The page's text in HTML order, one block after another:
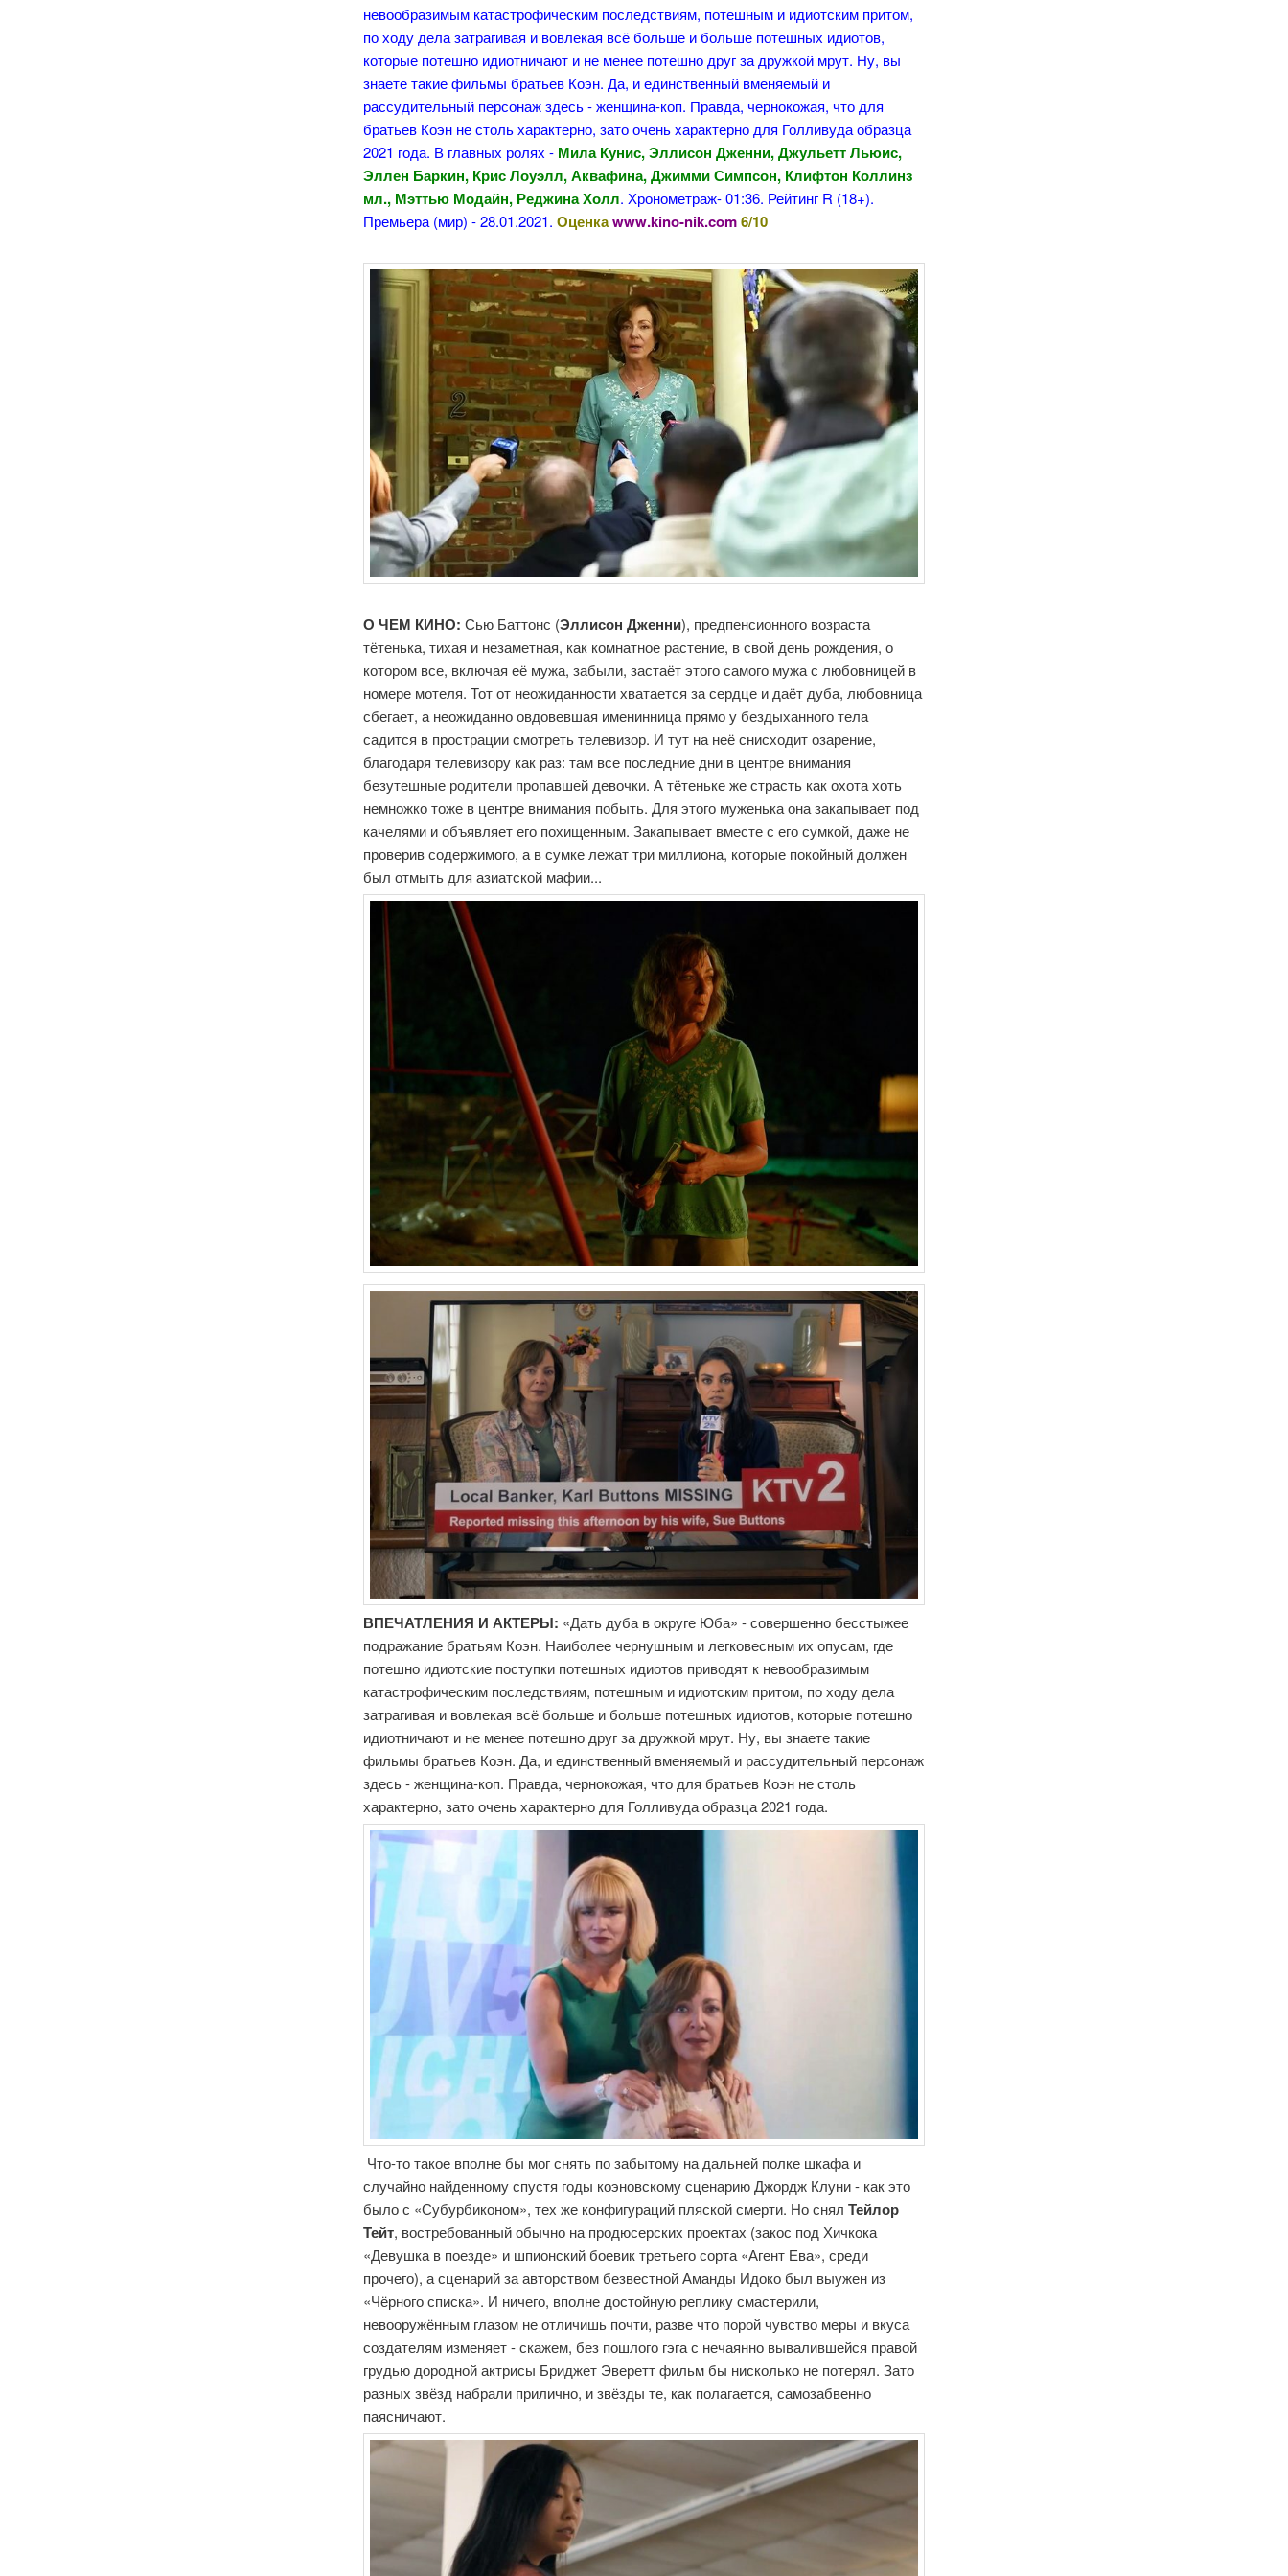
невообразимым катастрофическим последствиям, потешным и идиотским притом,
по ходу дела затрагивая и вовлекая всё больше и больше потешных идиотов,
которые потешно идиотничают и не менее потешно друг за дружкой мрут. Ну, вы
знаете такие фильмы братьев Коэн. Да, и единственный вменяемый и
рассудительный персонаж здесь - женщина-коп. Правда, чернокожая, что для
братьев Коэн не столь характерно, зато очень характерно для Голливуда образца
2021 года. В главных ролях - Мила Кунис, Эллисон Дженни, Джульетт Льюис,
Эллен Баркин, Крис Лоуэлл, Аквафина, Джимми Симпсон, Клифтон Коллинз
мл., Мэттью Модайн, Реджина Холл. Хронометраж- 01:36. Рейтинг R (18+).
Премьера (мир) - 28.01.2021.Оценкаwww.kino-nik.com6/10
О ЧЕМ КИНО:Сью Баттонс (Эллисон Дженни), предпенсионного возраста
тётенька, тихая и незаметная, как комнатное растение, в свой день рождения, о
котором все, включая её мужа, забыли, застаёт этого самого мужа с любовницей в
номере мотеля. Тот от неожиданности хватается за сердце и даёт дуба, любовница
сбегает, а неожиданно овдовевшая именинница прямо у бездыханного тела
садится в прострации смотреть телевизор. И тут на неё снисходит озарение,
благодаря телевизору как раз: там все последние дни в центре внимания
безутешные родители пропавшей девочки. А тётеньке же страсть как охота хоть
немножко тоже в центре внимания побыть. Для этого муженька она закапывает под
качелями и объявляет его похищенным. Закапывает вместе с его сумкой, даже не
проверив содержимого, а в сумке лежат три миллиона, которые покойный должен
был отмыть для азиатской мафии...
ВПЕЧАТЛЕНИЯ И АКТЕРЫ: «Дать дуба в округе Юба» - совершенно бесстыжее
подражание братьям Коэн. Наиболее чернушным и легковесным их опусам, где
потешно идиотские поступки потешных идиотов приводят к невообразимым
катастрофическим последствиям, потешным и идиотским притом, по ходу дела
затрагивая и вовлекая всё больше и больше потешных идиотов, которые потешно
идиотничают и не менее потешно друг за дружкой мрут. Ну, вы знаете такие
фильмы братьев Коэн. Да, и единственный вменяемый и рассудительный персонаж
здесь - женщина-коп. Правда, чернокожая, что для братьев Коэн не столь
характерно, зато очень характерно для Голливуда образца 2021 года.
Что-то такое вполне бы мог снять по забытому на дальней полке шкафа и
случайно найденному спустя годы коэновскому сценарию Джордж Клуни - как это
было с «Субурбиконом», тех же конфигураций пляской смерти. Но снялТейлор
Тейт, востребованный обычно на продюсерских проектах (закос под Хичкока
«Девушка в поезде» и шпионский боевик третьего сорта «Агент Ева», среди
прочего), а сценарий за авторством безвестной Аманды Идоко был выужен из
«Чёрного списка». И ничего, вполне достойную реплику смастерили,
невооружённым глазом не отличишь почти, разве что порой чувство меры и вкуса
создателям изменяет - скажем, без пошлого гэга с нечаянно вывалившейся правой
грудью дородной актрисы Бриджет Эверетт фильм бы нисколько не потерял. Зато
разных звёзд набрали прилично, и звёзды те, как полагается, самозабвенно
паясничают.